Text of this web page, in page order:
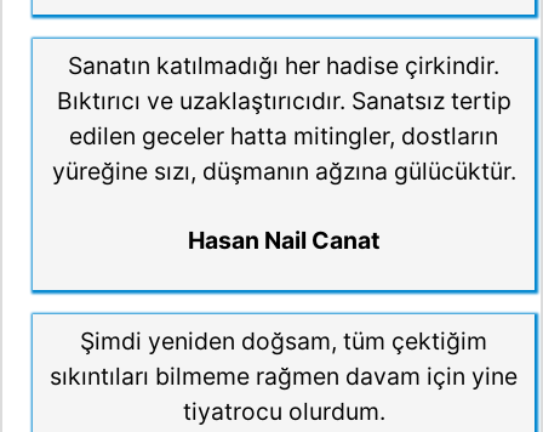
Sanatın katılmadığı her hadise çirkindir.
Bıktırıcı ve uzaklaştırıcıdır. Sanatsız tertip
edilen geceler hatta mitingler, dostların
yüreğine sızı, düşmanın ağzına gülücüktür.
Hasan Nail Canat
Şimdi yeniden doğsam, tüm çektiğim
sıkıntıları bilmeme rağmen davam için yine
tiyatrocu olurdum.